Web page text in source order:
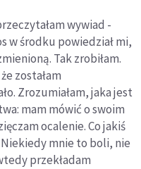
wywiad -
w środku powiedział mi,
Tak zrobiłam.
zostałam
Zrozumiałam, jaka jest
mam mówić o swoim
ocalenie. Co jakiś
mnie to boli, nie
przekładam